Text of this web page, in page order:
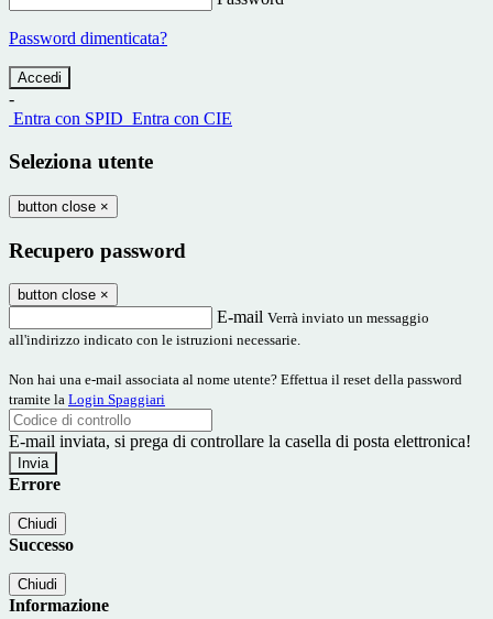
Password dimenticata?
-
Entra con SPID Entra con CIE
Seleziona utente
button close ×
Recupero password
button close ×
E-mail Verrà inviato un messaggio
all'indirizzo indicato con le istruzioni necessarie.
Non hai una e-mail associata al nome utente? Effettua il reset della password
tramite la Login Spaggiari
E-mail inviata, si prega di controllare la casella di posta elettronica!
Errore
Chiudi
Successo
Chiudi
Informazione